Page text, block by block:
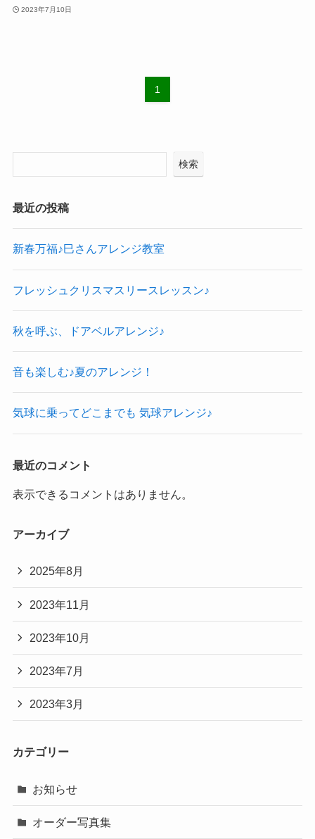
2023年7月10日
1
検索
最近の投稿
新春万福♪巳さんアレンジ教室
フレッシュクリスマスリースレッスン♪
秋を呼ぶ、ドアベルアレンジ♪
音も楽しむ♪夏のアレンジ！
気球に乗ってどこまでも 気球アレンジ♪
最近のコメント
表示できるコメントはありません。
アーカイブ
2025年8月
2023年11月
2023年10月
2023年7月
2023年3月
カテゴリー
お知らせ
オーダー写真集